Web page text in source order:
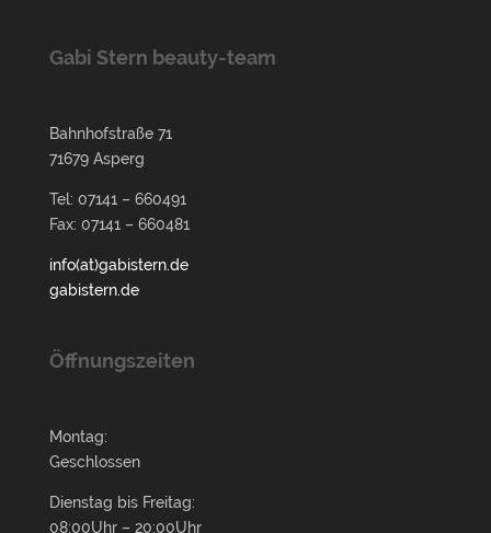
Gabi Stern beauty-team
Bahnhofstraße 71
71679 Asperg
Tel: 07141 – 660491
Fax: 07141 – 660481
info(at)gabistern.de
gabistern.de
Öffnungszeiten
Montag:
Geschlossen
Dienstag bis Freitag:
08:00Uhr – 20:00Uhr